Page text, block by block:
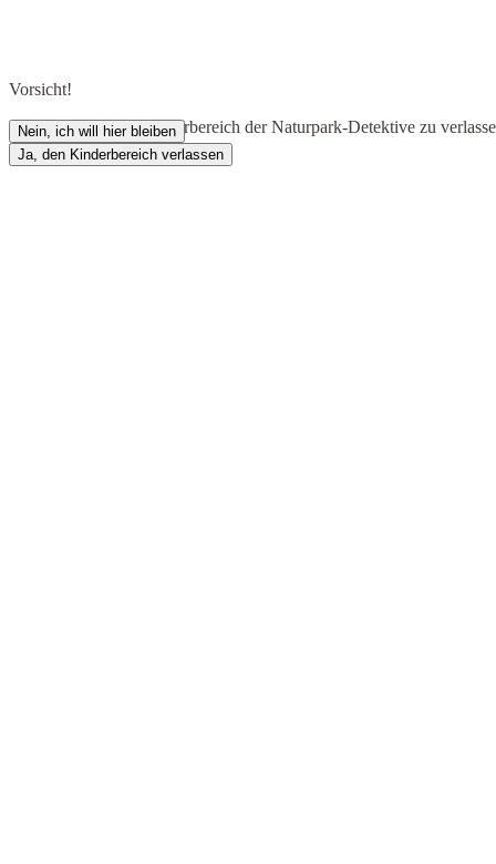
Vorsicht!
Du bist dabei, den Kinderbereich der Naturpark-Detektive zu
wirklich?
Nein, ich will hier bleiben
Ja, den Kinderbereich verlassen